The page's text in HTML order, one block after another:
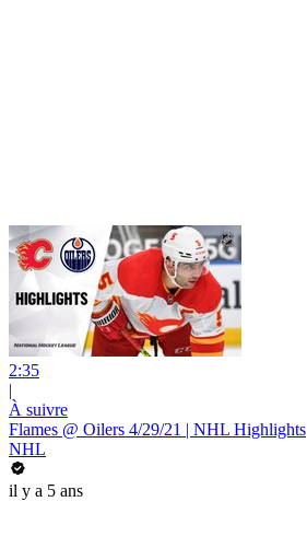
2:35
|
À suivre
Flames @ Oilers 4/29/21 | NHL Highlights
NHL
il y a 5 ans